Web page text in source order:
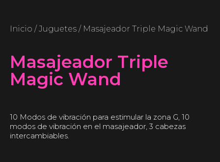
Inicio / Juguetes / Masajeador Triple Magic Wand
Masajeador Triple
Magic Wand
10 Modos de vibración para estimular la zona G, 10
modos de vibración en el masajeador, 3 cabezas
intercambiables.